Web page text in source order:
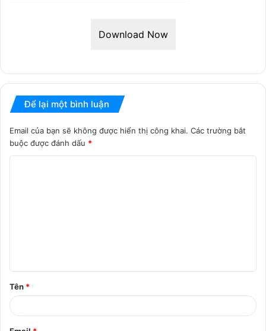
Download Now
Để lại một bình luận
Email của bạn sẽ không được hiển thị công khai. Các trường bắt
buộc được đánh dấu *
ậ
n
*
Tên *